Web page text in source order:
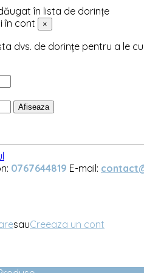
în lista de dorințe
în cont
×
dvs. de dorințe pentru a le
Afiseaza
0767644819 E-mail:
sauCreeaza un cont